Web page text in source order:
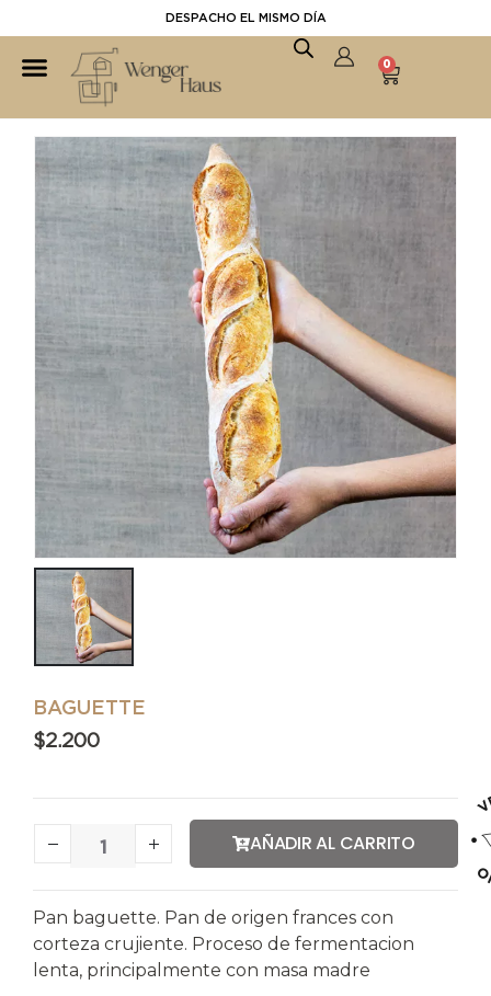
DESPACHO EL MISMO DÍA
0
BAGUETTE
$2.200
AÑADIR AL CARRITO
Pan baguette. Pan de origen frances con
corteza crujiente. Proceso de fermentacion
lenta, principalmente con masa madre